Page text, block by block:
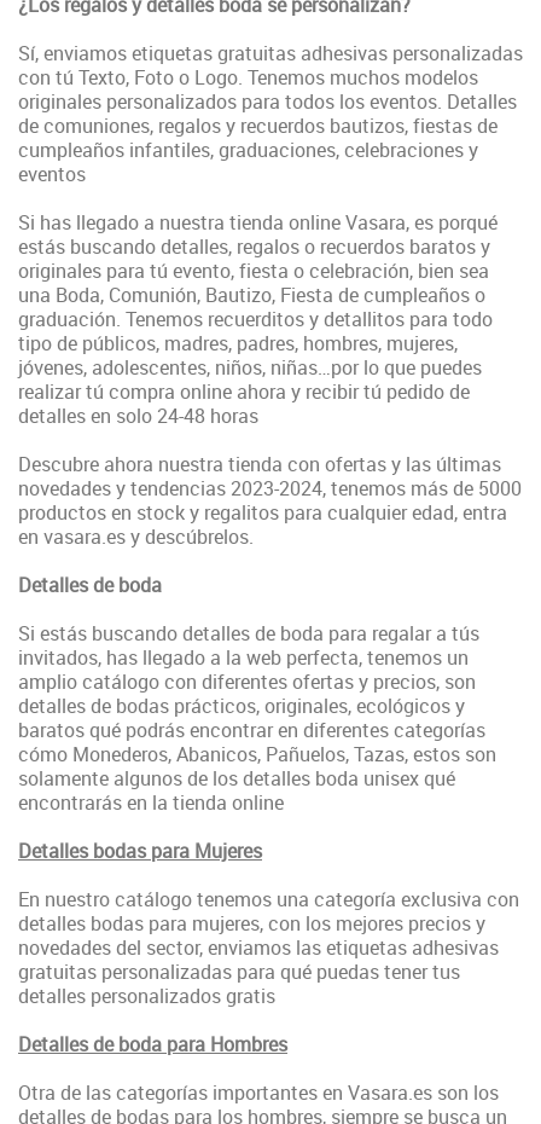
Sí, enviamos etiquetas gratuitas adhesivas personalizadas
con tú Texto, Foto o Logo. Tenemos muchos modelos
originales personalizados para todos los eventos. Detalles
de comuniones, regalos y recuerdos bautizos, fiestas de
cumpleaños infantiles, graduaciones, celebraciones y
eventos
Si has llegado a nuestra tienda online Vasara, es porqué
estás buscando detalles, regalos o recuerdos baratos y
originales para tú evento, fiesta o celebración, bien sea
una Boda, Comunión, Bautizo, Fiesta de cumpleaños o
graduación. Tenemos recuerditos y detallitos para todo
tipo de públicos, madres, padres, hombres, mujeres,
jóvenes, adolescentes, niños, niñas…por lo que puedes
realizar tú compra online ahora y recibir tú pedido de
detalles en solo 24-48 horas
Descubre ahora nuestra tienda con ofertas y las últimas
novedades y tendencias 2023-2024, tenemos más de 5000
productos en stock y regalitos para cualquier edad, entra
en vasara.es y descúbrelos.
Detalles de boda
Si estás buscando detalles de boda para regalar a tús
invitados, has llegado a la web perfecta, tenemos un
amplio catálogo con diferentes ofertas y precios, son
detalles de bodas prácticos, originales, ecológicos y
baratos qué podrás encontrar en diferentes categorías
cómo Monederos, Abanicos, Pañuelos, Tazas, estos son
solamente algunos de los detalles boda unisex qué
encontrarás en la tienda online
Detalles bodas para Mujeres
En nuestro catálogo tenemos una categoría exclusiva con
detalles bodas para mujeres, con los mejores precios y
novedades del sector, enviamos las etiquetas adhesivas
gratuitas personalizadas para qué puedas tener tus
detalles personalizados gratis
Detalles de boda para Hombres
Otra de las categorías importantes en Vasara.es son los
detalles de bodas para los hombres, siempre se busca un